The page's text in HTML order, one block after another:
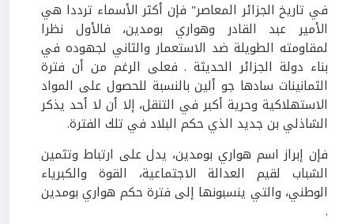
في تاريخ الجزائر المعاصر" فإن أكثر الأسماء ترددا هي
الأمير عبد القادر وهواري بومدين، فالأول نظرا
لمقاومته الطويلة ضد الاستعمار والثاني لجهوده في
بناء دولة الجزائر الحديثة . فعلى الرغم من أن فترة
الثمانينات سادها جو ألين بالنسبة للحصول على المواد
الاستهلاكية وحرية أكبر في التنقل، إلا أن لا أحد يذكر
الشاذلي بن جديد الذي حكم البلاد في تلك الفترة.
فإن إبراز اسم هواري بومدين، يدل على ارتباط وتثمين
الشباب لقيم العدالة الاجتماعية، القوة والكبرياء
الوطني، والتي ينسبونها إلى فترة حكم هواري بومدين
.